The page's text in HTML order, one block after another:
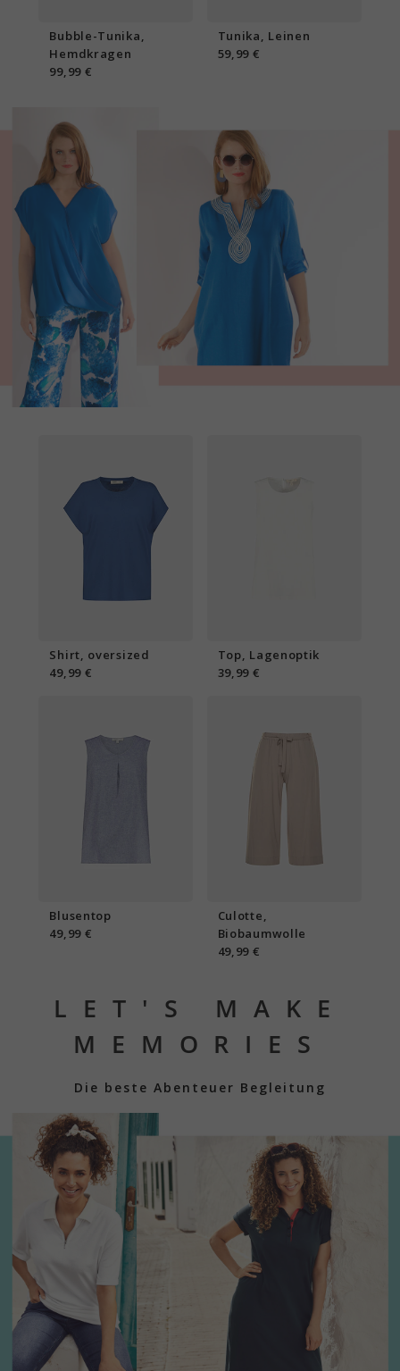
Bubble-Tunika,
Hemdkragen
99,99 €
Tunika, Leinen
59,99 €
Shirt, oversized
49,99 €
Top, Lagenoptik
39,99 €
Blusentop
49,99 €
Culotte,
Biobaumwolle
49,99 €
LET'S MAKE
MEMORIES
Die beste Abenteuer Begleitung